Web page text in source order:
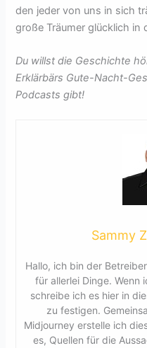
den jeder von uns in sich
große Träumer glücklich in
Du willst die Geschichte
Erklärbärs Gute-Nacht-
Podcasts gibt!
Sammy
Hallo, ich bin der
für allerlei Dinge. Wenn
schreibe ich es hier in
zu festigen.
Midjourney erstelle ich
es, Quellen für die